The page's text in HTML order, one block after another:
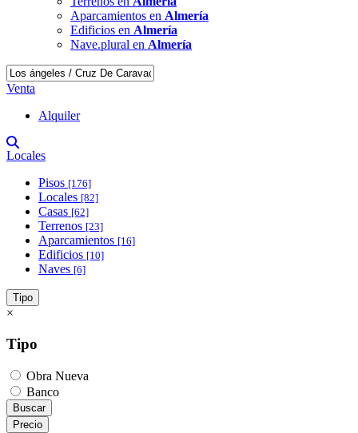
Aparcamientos en Almería
Edificios en Almería
Nave.plural en Almería
Venta
Alquiler
Locales
Pisos [176]
Locales [82]
Casas [62]
Terrenos [23]
Aparcamientos [16]
Edificios [10]
Naves [6]
Tipo
×
Tipo
Obra Nueva
Banco
Buscar
Precio